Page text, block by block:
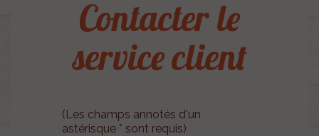
Contacter le
service client
(Les champs annotés d'un
astérisque * sont requis)